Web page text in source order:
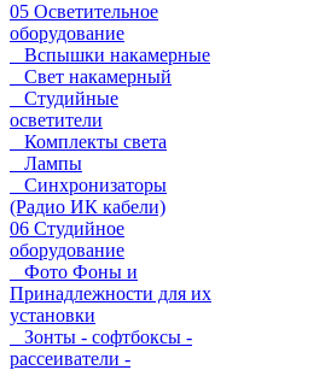
05 Осветительное
оборудование
Вспышки накамерные
Свет накамерный
Студийные
осветители
Комплекты света
Лампы
Синхронизаторы
(Радио ИК кабели)
06 Студийное
оборудование
Фото Фоны и
Принадлежности для их
установки
Зонты - софтбоксы -
рассеиватели -